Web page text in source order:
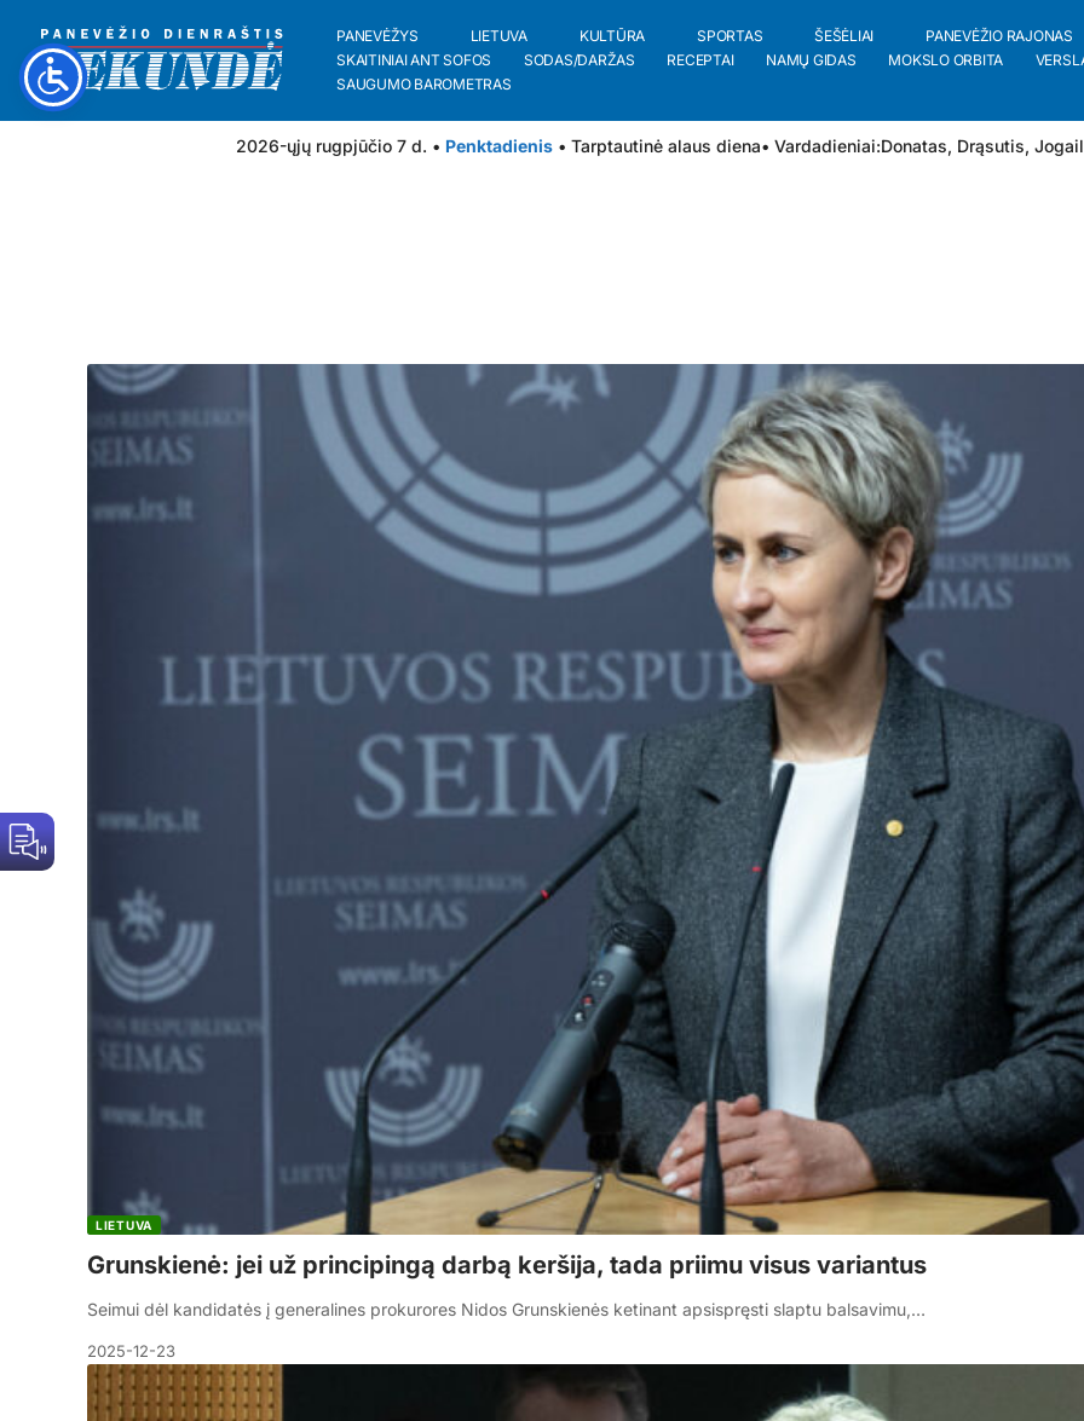
PANEVĖŽYS LIETUVA KULTŪRA SPORTAS ŠEŠĖLIAI
PANEVĖŽIO RAJONAS
SKAITINIAI ANT SOFOS
SODAS/DARŽAS RECEPTAI NAMŲ GIDAS MOKSLO ORBITA
SAUGUMO BAROMETRAS
2026-ųjų rugpjūčio 7 d. • Penktadienis • Tarptautinė alaus diena• Vardadieniai:Donatas, Drąsutis,
LIETUVA
Grunskienė: jei už principingą darbą keršija, tada priimu visus variantus
Seimui dėl kandidatės į generalines prokurores Nidos Grunskienės ketinant apsispręsti slaptu balsavimu,…
2025-12-23